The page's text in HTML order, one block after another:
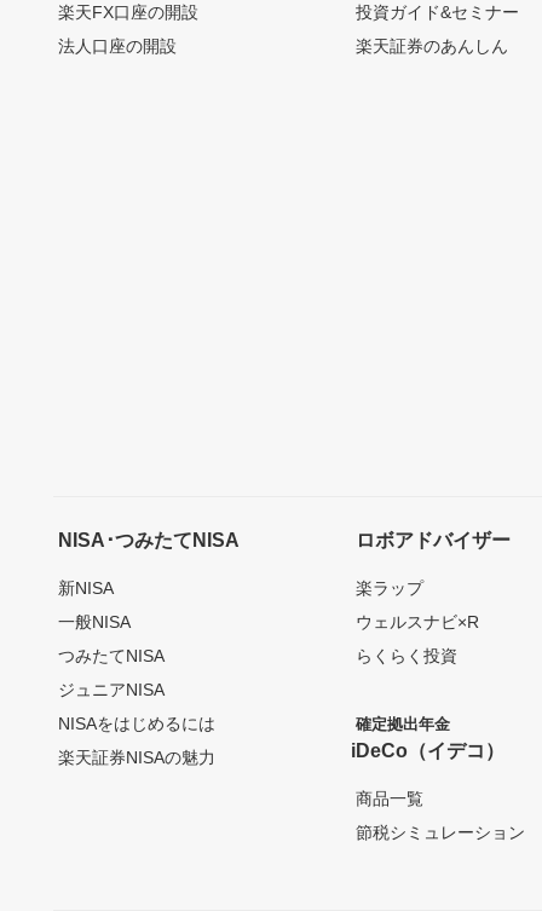
楽天FX口座の開設
法人口座の開設
投資ガイド&セミナー
楽天証券のあんしん
NISA･つみたてNISA
新NISA
一般NISA
つみたてNISA
ジュニアNISA
NISAをはじめるには
楽天証券NISAの魅力
ロボアドバイザー
楽ラップ
ウェルスナビ×R
らくらく投資
確定拠出年金
iDeCo（イデコ）
商品一覧
節税シミュレーション